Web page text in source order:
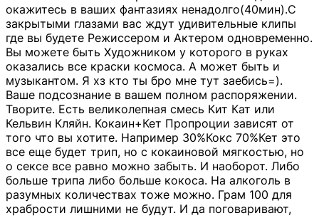
окажитесь в ваших фантазиях ненадолго(40мин).С
закрытыми глазами вас ждут удивительные клипы
где вы будете Режиссером и Актером одновременно.
Вы можете быть Художником у которого в руках
оказались все краски космоса. А может быть и
музыкантом. Я хз кто ты бро мне тут заебись=).
Ваше подсознание в вашем полном распоряжении.
Творите. Есть великолепная смесь Кит Кат или
Кельвин Кляйн. Кокаин+Кет Пропроции зависят от
того что вы хотите. Например 30%Кокс 70%Кет это
все еще будет трип, но с кокаиновой мягкостью, но
о сексе все равно можно забыть. И наоборот. Либо
больше трипа либо больше кокоса. На алкоголь в
разумных количествах тоже можно. Грам 100 для
храбрости лишними не будут. И да поговаривают,